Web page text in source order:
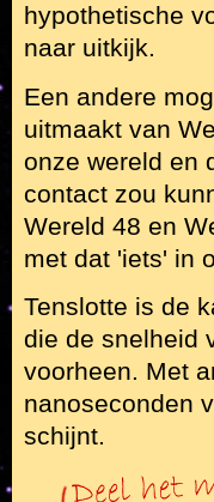
hypothetische
naar uitkijk.
Een andere
uitmaakt van
onze wereld en
contact zou
Wereld 48 en
met dat 'iets' in
Tenslotte is de
die de snelheid
voorheen. Met
nanoseconden
schijnt.